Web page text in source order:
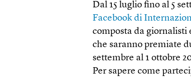
Dal 15 luglio fino al 5
Facebook di
composta da
che saranno premiate
settembre al 1 ottobre
Per sapere come